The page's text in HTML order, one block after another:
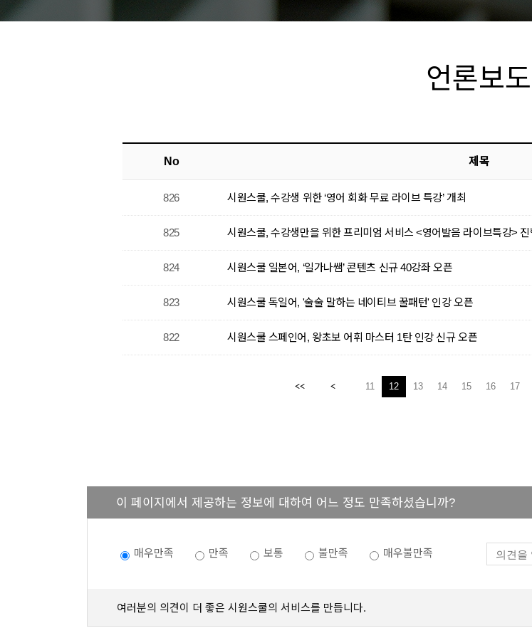
언론보도
No 제목
826 시원스쿨, 수강생 위한 ‘영어 회화 무료 라이브 특강’ 개최
825 시원스쿨, 수강생만을 위한 프리미엄 서비스 <영어발음 라이브특강> 진
824 시원스쿨 일본어, ‘일가나쌤’ 콘텐츠 신규 40강좌 오픈
823 시원스쿨 독일어, '술술 말하는 네이티브 꿀패턴' 인강 오픈
822 시원스쿨 스페인어, 왕초보 어휘 마스터 1탄 인강 신규 오픈
11 12 13 14 15 16 17
이 페이지에서 제공하는 정보에 대하여 어느 정도 만족하셨습니까?
매우만족 만족 보통 불만족 매우불만족
여러분의 의견이 더 좋은 시원스쿨의 서비스를 만듭니다.